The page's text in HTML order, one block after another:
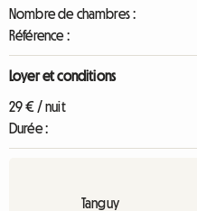
Nombre de chambres :
Référence :
Loyer et conditions
29 € / nuit
Durée :
Tanguy